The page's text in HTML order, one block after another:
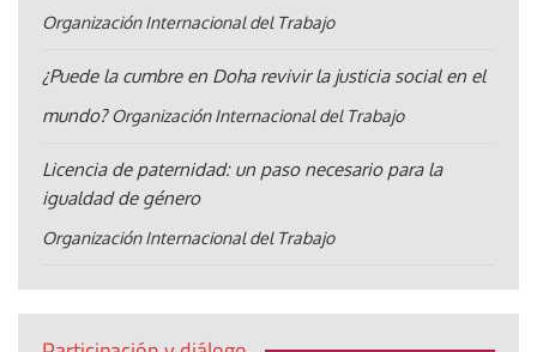
Organización Internacional del Trabajo
¿Puede la cumbre en Doha revivir la justicia social en el
mundo? Organización Internacional del Trabajo
Licencia de paternidad: un paso necesario para la
igualdad de género
Organización Internacional del Trabajo